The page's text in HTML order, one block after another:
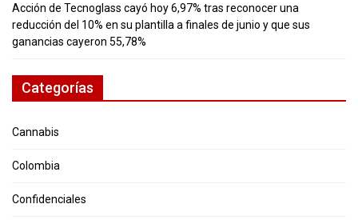
Acción de Tecnoglass cayó hoy 6,97% tras reconocer una
reducción del 10% en su plantilla a finales de junio y que sus
ganancias cayeron 55,78%
Categorías
Cannabis
Colombia
Confidenciales